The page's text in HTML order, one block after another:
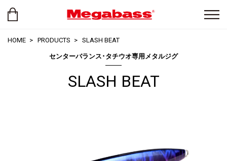
HOME PRODUCTS SLASH BEAT
センターバランス･タチウオ専用メタルジグ
SLASH BEAT